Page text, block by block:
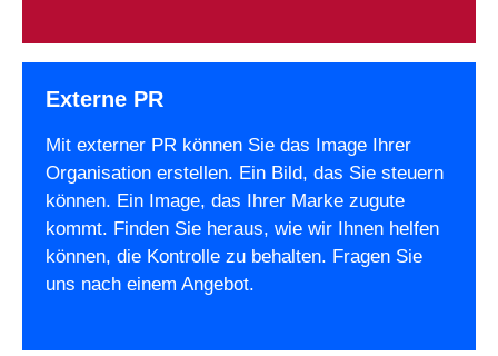
Externe PR
Mit externer PR können Sie das Image Ihrer
Organisation erstellen. Ein Bild, das Sie steuern
können. Ein Image, das Ihrer Marke zugute
kommt. Finden Sie heraus, wie wir Ihnen helfen
können, die Kontrolle zu behalten. Fragen Sie
uns nach einem Angebot.